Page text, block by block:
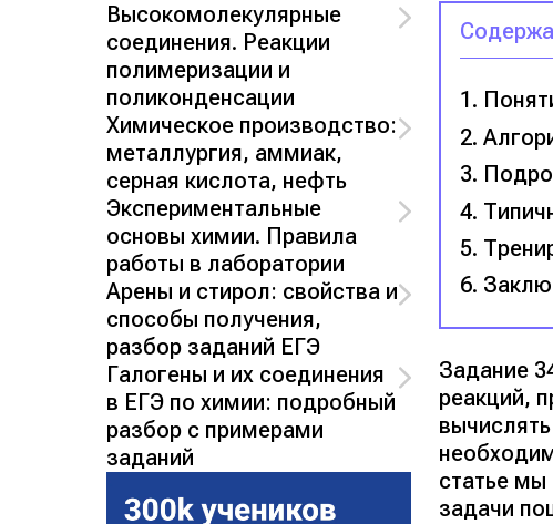
Высокомолекулярные
соединения. Реакции
полимеризации и
поликонденсации
Химическое производство:
металлургия, аммиак,
серная кислота, нефть
Экспериментальные
основы химии. Правила
работы в лаборатории
Арены и стирол: свойства и
способы получения,
разбор заданий ЕГЭ
Галогены и их соединения
в ЕГЭ по химии: подробный
разбор с примерами
заданий
Задание
реакций,
статье
задачи